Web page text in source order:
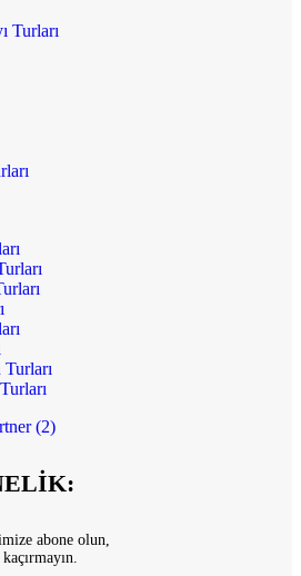
Turları
abone olun,